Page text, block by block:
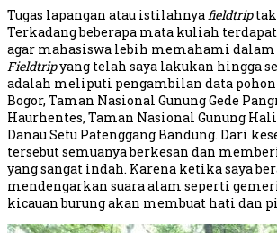
Tugas lapangan atau istilahnyafieldtrip
Terkadang beberapa mata kuliah
agar mahasiswa lebih memahami
Fieldtripyang telah saya lakukan hingga
adalah meliputi pengambilan data pohon
Bogor, Taman Nasional Gunung Gede
Haurhentes, Taman Nasional Gunung
Danau Setu Patenggang Bandung. Dari
tersebut semuanya berkesan dan
yang sangat indah. Karena ketika saya
mendengarkan suara alam seperti
kicauan burung akan membuat hati dan